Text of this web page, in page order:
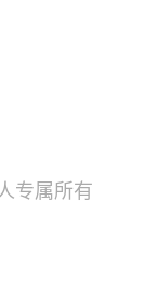
专属所有